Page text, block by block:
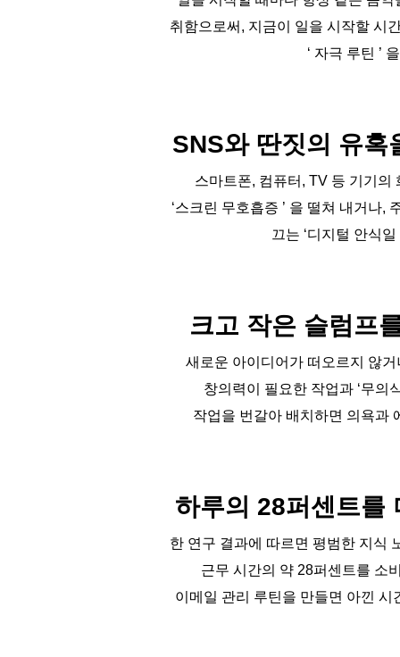
취함으로써, 지금이 일을 시작할 시
‘ 자극 루틴 ’
SNS와 딴짓의 유
스마트폰, 컴퓨터, TV 등 기기의
‘스크린 무호흡증 ’ 을 떨쳐 내거나,
끄는 ‘디지털 안식
크고 작은 슬럼프
새로운 아이디어가 떠오르지 않
창의력이 필요한 작업과 ‘무의
작업을 번갈아 배치하면 의욕과
하루의 28퍼센트
한 연구 결과에 따르면 평범한 지식
근무 시간의 약 28퍼센트를 소
이메일 관리 루틴을 만들면 아낀